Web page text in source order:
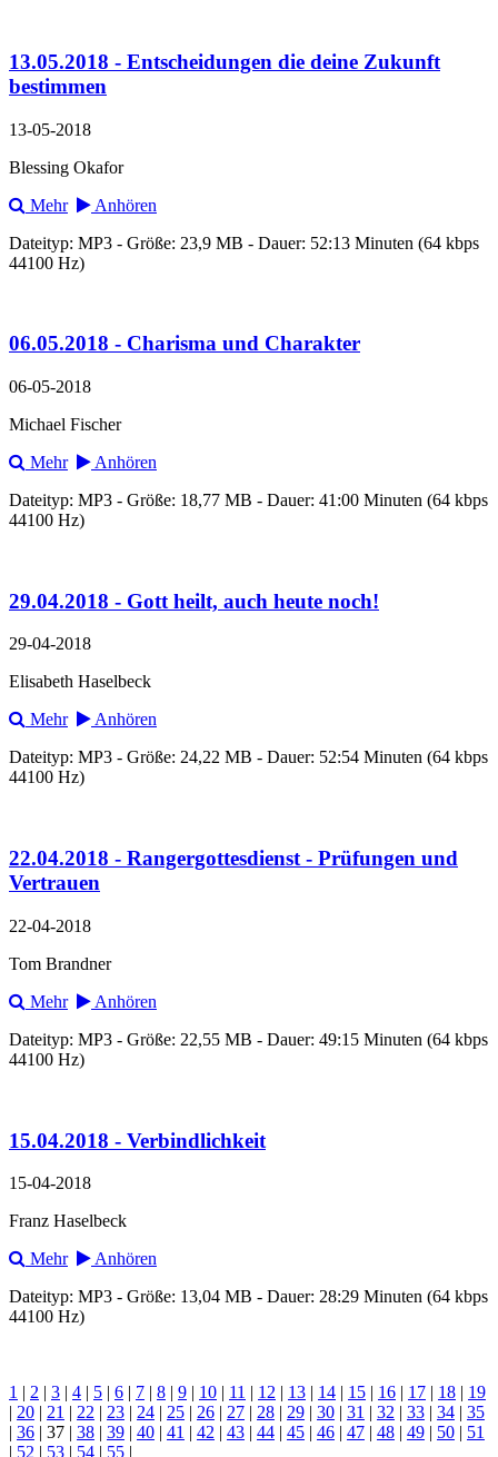
13.05.2018 - Entscheidungen die deine Zukunft
bestimmen
13-05-2018
Blessing Okafor
Mehr
Anhören
Dateityp: MP3 - Größe: 23,9 MB - Dauer: 52:13 Minuten (64 kbps
44100 Hz)
06.05.2018 - Charisma und Charakter
06-05-2018
Michael Fischer
Mehr
Anhören
Dateityp: MP3 - Größe: 18,77 MB - Dauer: 41:00 Minuten (64 kbps
44100 Hz)
29.04.2018 - Gott heilt, auch heute noch!
29-04-2018
Elisabeth Haselbeck
Mehr
Anhören
Dateityp: MP3 - Größe: 24,22 MB - Dauer: 52:54 Minuten (64 kbps
44100 Hz)
22.04.2018 - Rangergottesdienst - Prüfungen und
Vertrauen
22-04-2018
Tom Brandner
Mehr
Anhören
Dateityp: MP3 - Größe: 22,55 MB - Dauer: 49:15 Minuten (64 kbps
44100 Hz)
15.04.2018 - Verbindlichkeit
15-04-2018
Franz Haselbeck
Mehr
Anhören
Dateityp: MP3 - Größe: 13,04 MB - Dauer: 28:29 Minuten (64 kbps
44100 Hz)
1 | 2 | 3 | 4 | 5 | 6 | 7 | 8 | 9 | 10 | 11 | 12 | 13 | 14 | 15 | 16 | 17 | 18 | 19
| 20 | 21 | 22 | 23 | 24 | 25 | 26 | 27 | 28 | 29 | 30 | 31 | 32 | 33 | 34 | 35
| 36 | 37 | 38 | 39 | 40 | 41 | 42 | 43 | 44 | 45 | 46 | 47 | 48 | 49 | 50 | 51
| 52 | 53 | 54 | 55 |